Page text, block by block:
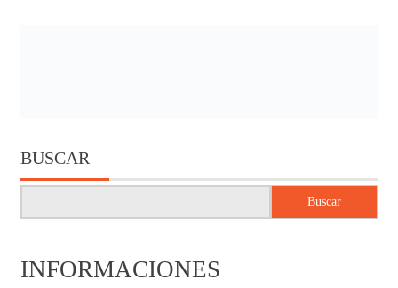
BUSCAR
Buscar
INFORMACIONES